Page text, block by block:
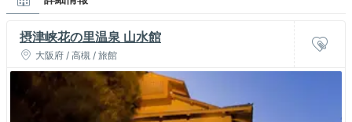
摂津峡花の里温泉 山水館
大阪府 / 高槻 / 旅館